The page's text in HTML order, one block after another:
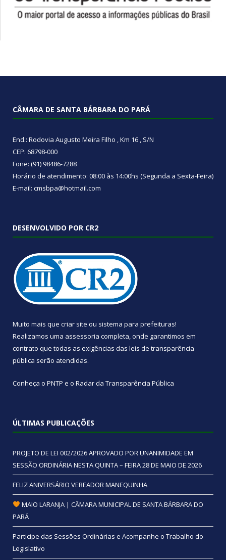
CÂMARA DE SANTA BÁRBARA DO PARÁ
End.: Rodovia Augusto Meira Filho , Km 16 , S/N
CEP: 68798-000
Fone: (91) 98486-7288
Horário de atendimento: 08:00 às 14:00hs (Segunda a Sexta-Feira)
E-mail: cmsbpa@hotmail.com
DESENVOLVIDO POR CR2
Muito mais que criar site ou sistema para prefeituras!
Realizamos uma assessoria completa, onde garantimos em
contrato que todas as exigências das leis de transparência
pública serão atendidas.
Conheça o PNTP e o Radar da Transparência Pública
ÚLTIMAS PUBLICAÇÕES
PROJETO DE LEI 002/2026 APROVADO POR UNANIMIDADE EM
SESSÃO ORDINÁRIA NESTA QUINTA – FEIRA 28 DE MAIO DE 2026
FELIZ ANIVERSÁRIO VEREADOR MANEQUINHA
MAIO LARANJA | CÂMARA MUNICIPAL DE SANTA BÁRBARA DO
PARÁ
Participe das Sessões Ordinárias e Acompanhe o Trabalho do
Legislativo